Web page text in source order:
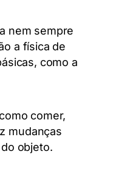
nem sempre
a física de
como a
comer,
mudanças
objeto.